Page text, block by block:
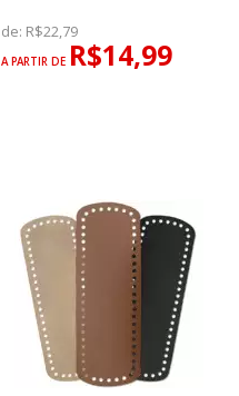
de: R$22,79
A PARTIR DE R$14,99